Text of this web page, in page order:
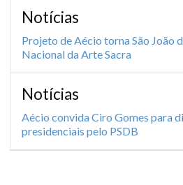
Notícias
Projeto de Aécio torna São João
Nacional da Arte Sacra
Notícias
Aécio convida Ciro Gomes para
presidenciais pelo PSDB